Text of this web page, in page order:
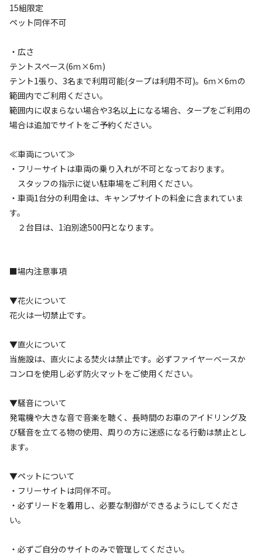
15組限定
ペット同伴不可
・広さ
テントスペース(6ｍ×6ｍ)
テント1張り、3名まで利用可能(タープは利用不可)。6ｍ×6ｍの
範囲内でご利用ください。
範囲内に収まらない場合や3名以上になる場合、タープをご利用の
場合は追加でサイトをご予約ください。
≪車両について≫
・フリーサイトは車両の乗り入れが不可となっております。
スタッフの指示に従い駐車場をご利用ください。
・車両1台分の利用金は、キャンプサイトの料金に含まれていま
す。
２台目は、1泊別途500円となります。
■場内注意事項
▼花火について
花火は一切禁止です。
▼直火について
当施設は、直火による焚火は禁止です。必ずファイヤーベースか
コンロを使用し必ず防火マットをご使用ください。
▼騒音について
発電機や大きな音で音楽を聴く、長時間のお車のアイドリング及
び騒音を立てる物の使用、周りの方に迷惑になる行動は禁止とし
ます。
▼ペットについて
・フリーサイトは同伴不可。
・必ずリードを着用し、必要な制御ができるようにしてくださ
い。
・必ずご自分のサイトのみで管理してください。
大沼ICから約5分、函館市内から約45分で好アクセスで
天然温泉併設のキャンプ場となっています。
標高
166.8m
まったり
落ち着く
ワイワイ
にぎやか
利用者層
ソロ カップル グループ
#ファミリーにおすすめ
#ソロにおすすめ
キャンペーン
空き状況検索
宿泊 日帰り